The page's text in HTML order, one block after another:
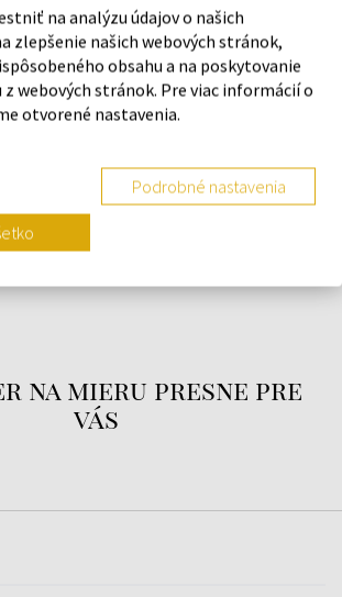
číslami
sklo
potápaní bez kysl. prístroja
na mieru presne pre
vás
na analýzu údajov o našich
zlepšenie našich webových stránok,
obsahu a na poskytovanie
webových stránok. Pre viac informácií o
otvorené nastavenia.
Podrobné nastavenia